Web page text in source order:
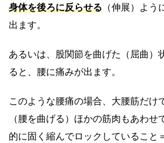
身体を後ろに反らせる （伸展）よ
出ます。
あるいは、股関節を曲げた（屈曲）
ると、腰に痛みが出ます。
このような腰痛の場合、大腰筋だけ
（腰を曲げる）ほかの筋肉もあわ
的に固く縮んでロックしていること